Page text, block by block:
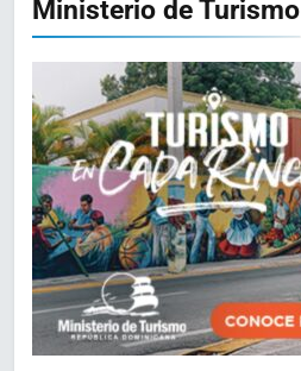
Ministerio de Turismo